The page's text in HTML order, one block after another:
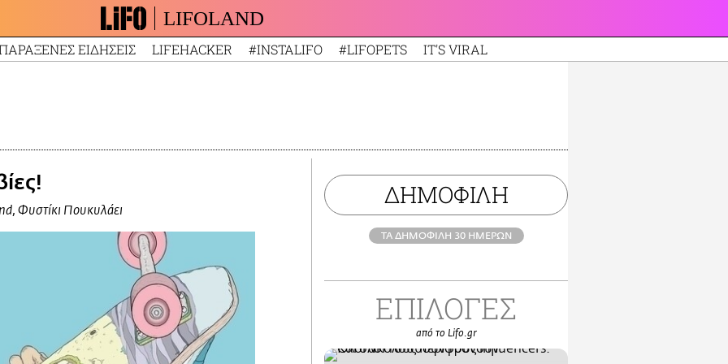
LIFOLAND
ΕΙΔΗΣΕΙΣ LIFEHACKER #INSTALIFO #LIFOPETS IT'S VIRAL
Φυστίκι Πουκυλάει
ΔΗΜΟΦΙΛΗ
ΤΑ ΔΗΜΟΦΙΛΗ 30 ΗΜΕΡΩΝ
ΕΠΙΛΟΓΕΣ
από το Lifo.gr